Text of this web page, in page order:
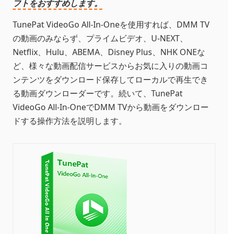
フトをおすすめします。
TunePat VideoGo All-In-Oneを使用すれば、DMM TV
の動画のみならず、プライムビデオ、U-NEXT、
Netflix、Hulu、ABEMA、Disney Plus、NHK ONEな
ど、様々な動画配信サービスからお気に入りの動画コ
ンテンツをダウンロード保存してローカルで再生でき
る動画ダウンローダーです。続いて、TunePat
VideoGo All-In-OneでDMM TVから動画をダウンロー
ドする操作方法を説明します。